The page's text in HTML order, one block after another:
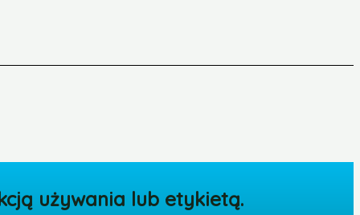
używania lub etykietą.